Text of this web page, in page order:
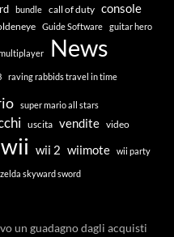
bundle call of duty console
Guide Software guitar hero
News
raving rabbids travel in time
super mario all stars
uscita vendite video
wii wii 2 wiimote wii party
zelda skyward sword
un guadagno dagli acquisti